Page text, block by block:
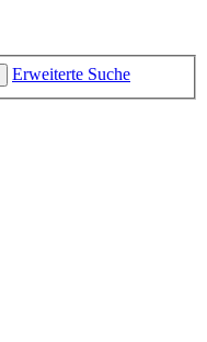
Erweiterte Suche